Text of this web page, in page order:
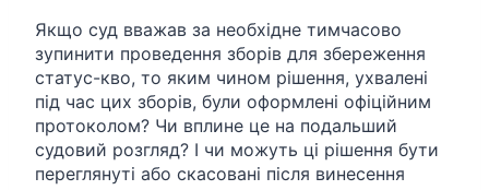
Якщо суд вважав за необхідне тимчасово
зупинити проведення зборів для збереження
статус-кво, то яким чином рішення, ухвалені
під час цих зборів, були оформлені офіційним
протоколом? Чи вплине це на подальший
судовий розгляд? І чи можуть ці рішення бути
переглянуті або скасовані після винесення